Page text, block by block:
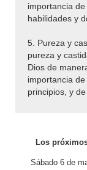
importancia
habilidades y
5. Pureza y
pureza y
Dios de
importancia
principios, y
Los
Sábado 6 de